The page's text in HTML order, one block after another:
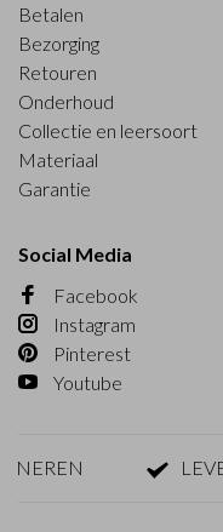
Betalen
Bezorging
Retouren
Onderhoud
Collectie en leersoort
Materiaal
Garantie
Social Media
Facebook
Instagram
Pinterest
Youtube